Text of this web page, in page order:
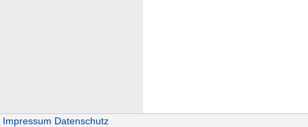
Impressum Datenschutz